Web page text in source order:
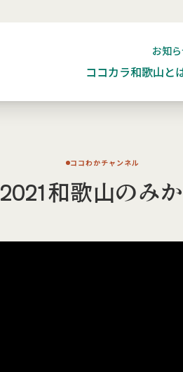
お知
ココカラ和歌山と
ココわかチャンネル
2021和歌山のみ